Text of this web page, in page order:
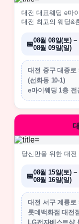
대전 대표웨딩 e마
대전 최고의 웨딩&
08월 08일(토) ~
08월 09일(일)
대전 중구 대종로
(선화동 10-1)
e마이웨딩 1층 전
당신만을 위한 대
08월 15일(토) ~
08월 16일(일)
대전 서구 계룡로
롯데백화점 대전
LG전자베스트샵